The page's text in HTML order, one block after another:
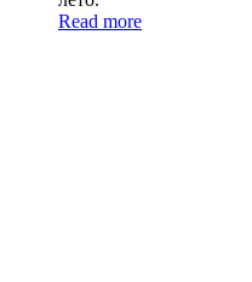
Read more